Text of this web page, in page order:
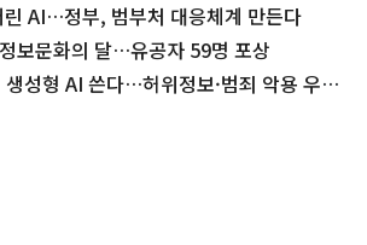
린 AI…정부, 범부처 대응체계 만든다
보문화의 달…유공자 59명 포상
성형 AI 쓴다…허위정보·범죄 악용 우려